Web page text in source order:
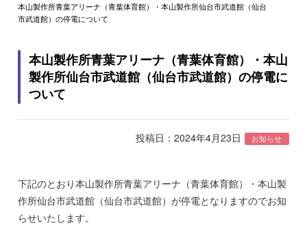
本山製作所青葉アリーナ（青葉体育館）・本山製作所仙台市武道館（仙台
市武道館）の停電について
本山製作所青葉アリーナ（青葉体育館）・本山
製作所仙台市武道館（仙台市武道館）の停電に
ついて
投稿日：2024年4月23日 お知らせ
下記のとおり本山製作所青葉アリーナ（青葉体育館）・本山製
作所仙台市武道館（仙台市武道館）が停電となりますのでお知
らせいたします。